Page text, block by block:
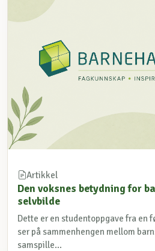
Artikkel
Den voksnes betydning for
selvbilde
Dette er en studentoppgave fra en
ser på sammenhengen mellom
samspille...